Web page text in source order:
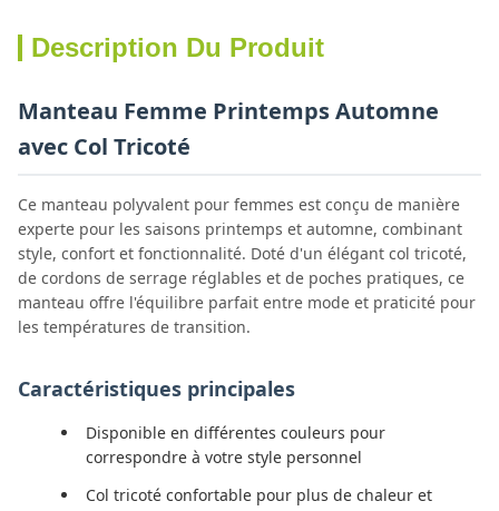
Description Du Produit
Manteau Femme Printemps Automne
avec Col Tricoté
Ce manteau polyvalent pour femmes est conçu de manière
experte pour les saisons printemps et automne, combinant
style, confort et fonctionnalité. Doté d'un élégant col tricoté,
de cordons de serrage réglables et de poches pratiques, ce
manteau offre l'équilibre parfait entre mode et praticité pour
les températures de transition.
Caractéristiques principales
Disponible en différentes couleurs pour
correspondre à votre style personnel
Col tricoté confortable pour plus de chaleur et